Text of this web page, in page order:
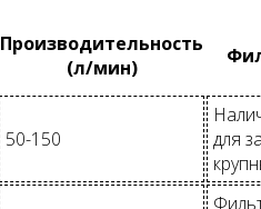
Производительность
(л/мин)
50-150
для